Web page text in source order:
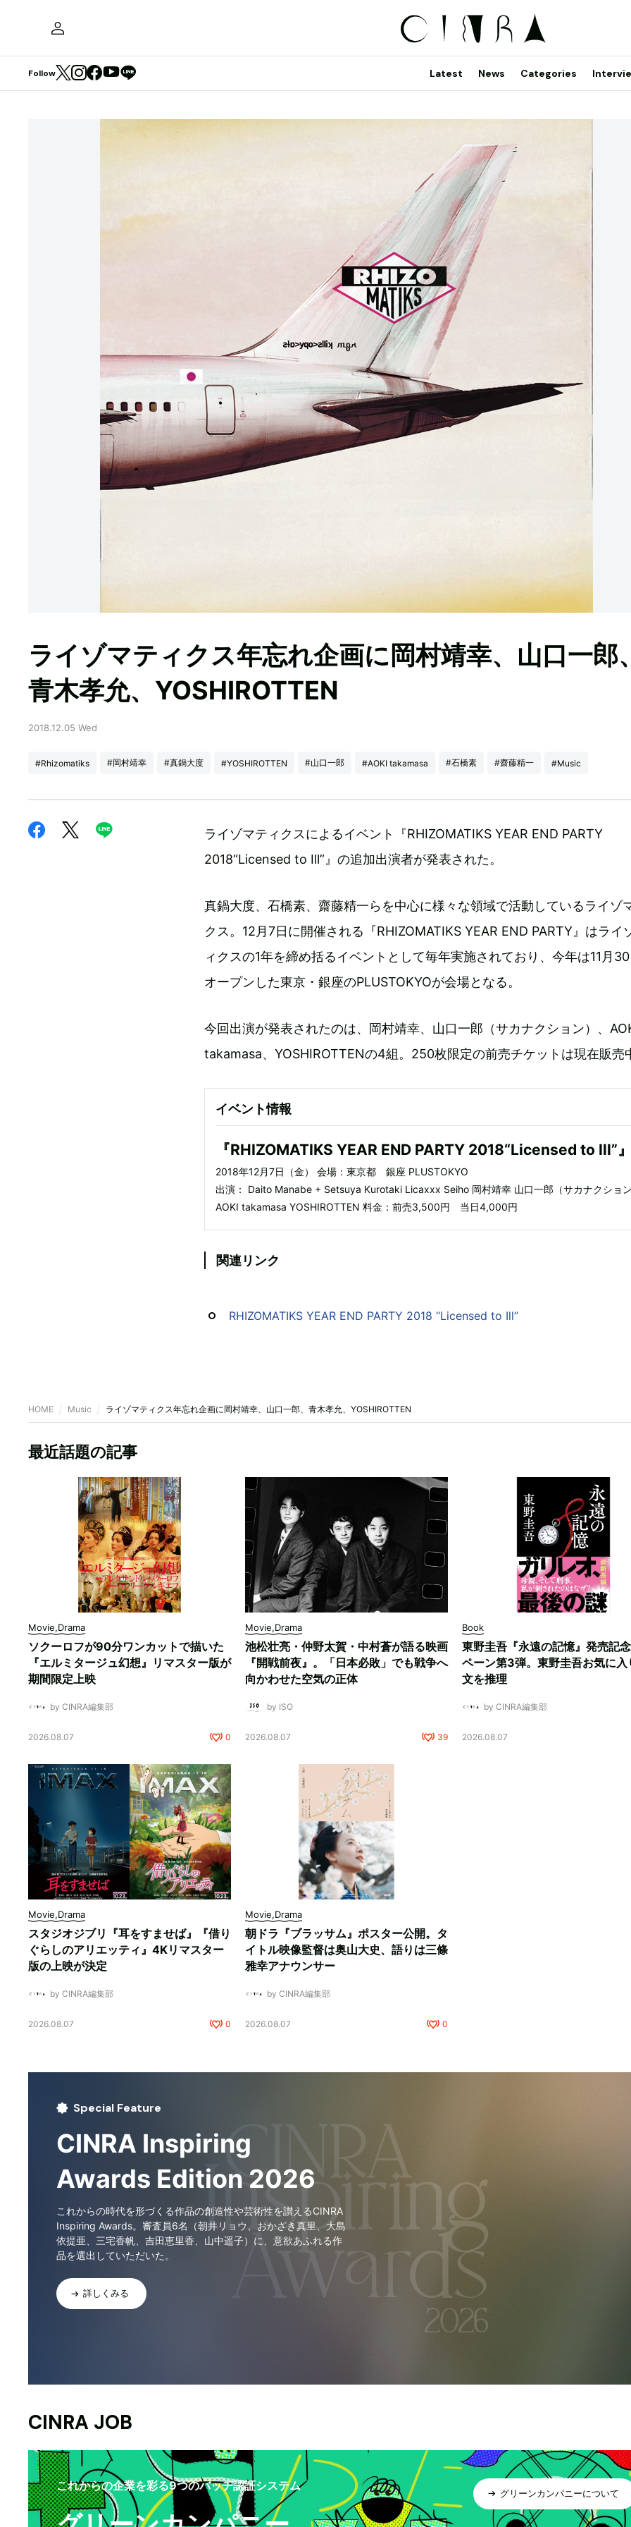
Follow Latest News Categories
ライゾマティクス年忘れ企画に岡村靖幸、山口一郎、
青木孝允、YOSHIROTTEN
2018.12.05 Wed
#Rhizomatiks #岡村靖幸 #真鍋大度 #YOSHIROTTEN #山口一郎 #AOKI takamasa #石橋素 #齋藤精一 #Music
ライゾマティクスによるイベント『RHIZOMATIKS YEAR END PARTY
2018“Licensed to Ill”』の追加出演者が発表された。
真鍋大度、石橋素、齋藤精一らを中心に様々な領域で活動しているライゾ
クス。12月7日に開催される『RHIZOMATIKS YEAR END PARTY』はライ
ィクスの1年を締め括るイベントとして毎年実施されており、今年は11月
オープンした東京・銀座のPLUSTOKYOが会場となる。
今回出演が発表されたのは、岡村靖幸、山口一郎（サカナクション）、
takamasa、YOSHIROTTENの4組。250枚限定の前売チケットは現在販売
イベント情報
『RHIZOMATIKS YEAR END PARTY 2018“Licensed to Ill”』
2018年12月7日（金） 会場：東京都 銀座 PLUSTOKYO
出演： Daito Manabe + Setsuya Kurotaki Licaxxx Seiho 岡村靖幸 山口一郎（サカナクション
AOKI takamasa YOSHIROTTEN 料金：前売3,500円 当日4,000円
関連リンク
RHIZOMATIKS YEAR END PARTY 2018 “Licensed to Ill”
HOME Music ライゾマティクス年忘れ企画に岡村靖幸、山口一郎、青木孝允、YOSHIROTTEN
最近話題の記事
Movie,Drama
ソクーロフが90分ワンカットで描いた
『エルミタージュ幻想』リマスター版が
期間限定上映
by CINRA編集部
2026.08.07 0
Movie,Drama
池松壮亮・仲野太賀・中村蒼が語る映画
『開戦前夜』。「日本必敗」でも戦争へ
向かわせた空気の正体
by ISO
2026.08.07 39
Book
東野圭吾『永遠の記憶』発売記
ペーン第3弾。東野圭吾お気に入
文を推理
by CINRA編集部
2026.08.07
Movie,Drama
スタジオジブリ『耳をすませば』『借り
ぐらしのアリエッティ』4Kリマスター
版の上映が決定
by CINRA編集部
2026.08.07 0
Movie,Drama
朝ドラ『ブラッサム』ポスター公開。タ
イトル映像監督は奥山大史、語りは三條
雅幸アナウンサー
by CINRA編集部
2026.08.07 0
Special Feature
CINRA Inspiring
Awards Edition 2026
これからの時代を形づくる作品の創造性や芸術性を讃えるCINRA
Inspiring Awards。審査員6名（朝井リョウ、おかざき真里、大島
依提亜、三宅香帆、吉田恵里香、山中遥子）に、意欲あふれる作
品を選出していただいた。
詳しくみる
CINRA JOB
これからの企業を彩る9つのバッヂ認証システム
グリーンカンパニーについて